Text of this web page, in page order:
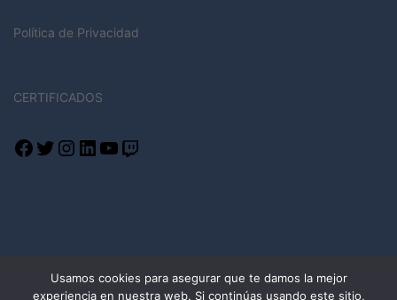
Política de Privacidad
CERTIFICADOS
Facebook
TwitterInstagram
LinkedInYouTube
Usamos cookies para asegurar que te damos la mejor
experiencia en nuestra web. Si continúas usando este sitio,